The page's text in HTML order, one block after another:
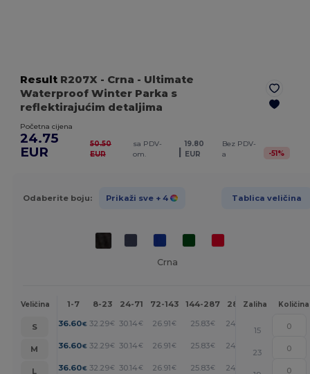
Result R207X - Crna - Ultimate
Waterproof Winter Parka s
reflektirajućim detaljima
Početna cijena
24.75
EUR
50.50
EUR
sa PDV-
om.
|
19.80
EUR
Bez PDV-
a
-51%
Odaberite boju: Prikaži sve + 4 Tablica veličina
Crna
Veličina 1-7 8-23 24-71 72-143 144-287 288 + Više
Zaliha Količina
S 36.60€ 32.29€ 30.14 € 26.91€ 25.83€ 24.75
15
M
36.60€ 32.29€ 30.14 € 26.91€ 25.83€ 24.75
23
L
36.60€ 32.29€ 30.14 € 26.91€ 25.83€ 24.75